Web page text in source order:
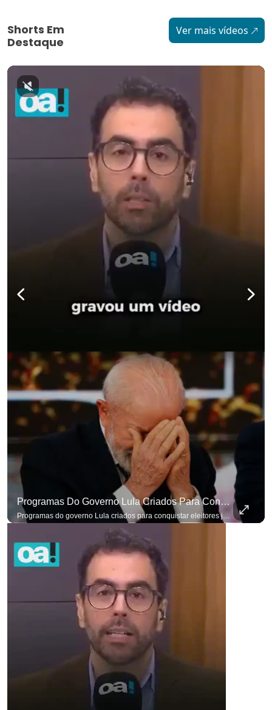
Shorts Em
Destaque
Ver mais vídeos
Programas Do Governo Lula Criados Para Conquistar Eleitores Já Não Têm Mais O Mesmo Efeito
Programas do governo Lula criados para conquistar eleitores já não têm o mesmo efeito de campanhas anteriores. #OAntagonista Se você busca informação com credibilidade, inscreva-se agora e ative o